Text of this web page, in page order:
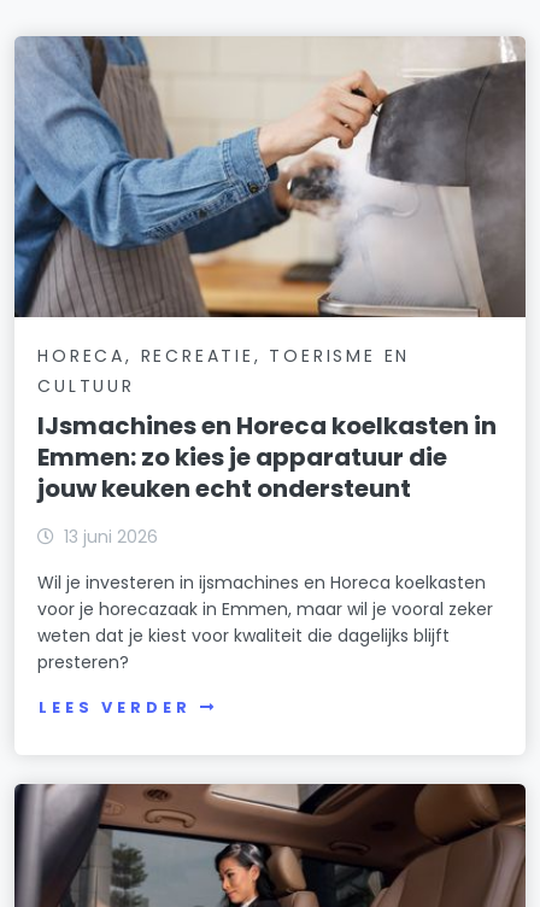
HORECA, RECREATIE, TOERISME EN
CULTUUR
IJsmachines en Horeca koelkasten in
Emmen: zo kies je apparatuur die
jouw keuken echt ondersteunt
13 juni 2026
Wil je investeren in ijsmachines en Horeca koelkasten
voor je horecazaak in Emmen, maar wil je vooral zeker
weten dat je kiest voor kwaliteit die dagelijks blijft
presteren?
LEES VERDER